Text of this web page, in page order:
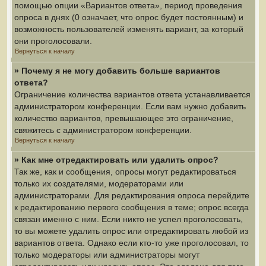
помощью опции «Вариантов ответа», период проведения
опроса в днях (0 означает, что опрос будет постоянным) и
возможность пользователей изменять вариант, за который
они проголосовали.
Вернуться к началу
» Почему я не могу добавить больше вариантов
ответа?
Ограничение количества вариантов ответа устанавливается
администратором конференции. Если вам нужно добавить
количество вариантов, превышающее это ограничение,
свяжитесь с администратором конференции.
Вернуться к началу
» Как мне отредактировать или удалить опрос?
Так же, как и сообщения, опросы могут редактироваться
только их создателями, модераторами или
администраторами. Для редактирования опроса перейдите
к редактированию первого сообщения в теме; опрос всегда
связан именно с ним. Если никто не успел проголосовать,
то вы можете удалить опрос или отредактировать любой из
вариантов ответа. Однако если кто-то уже проголосовал, то
только модераторы или администраторы могут